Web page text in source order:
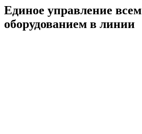
Единое управление всем
оборудованием в линии